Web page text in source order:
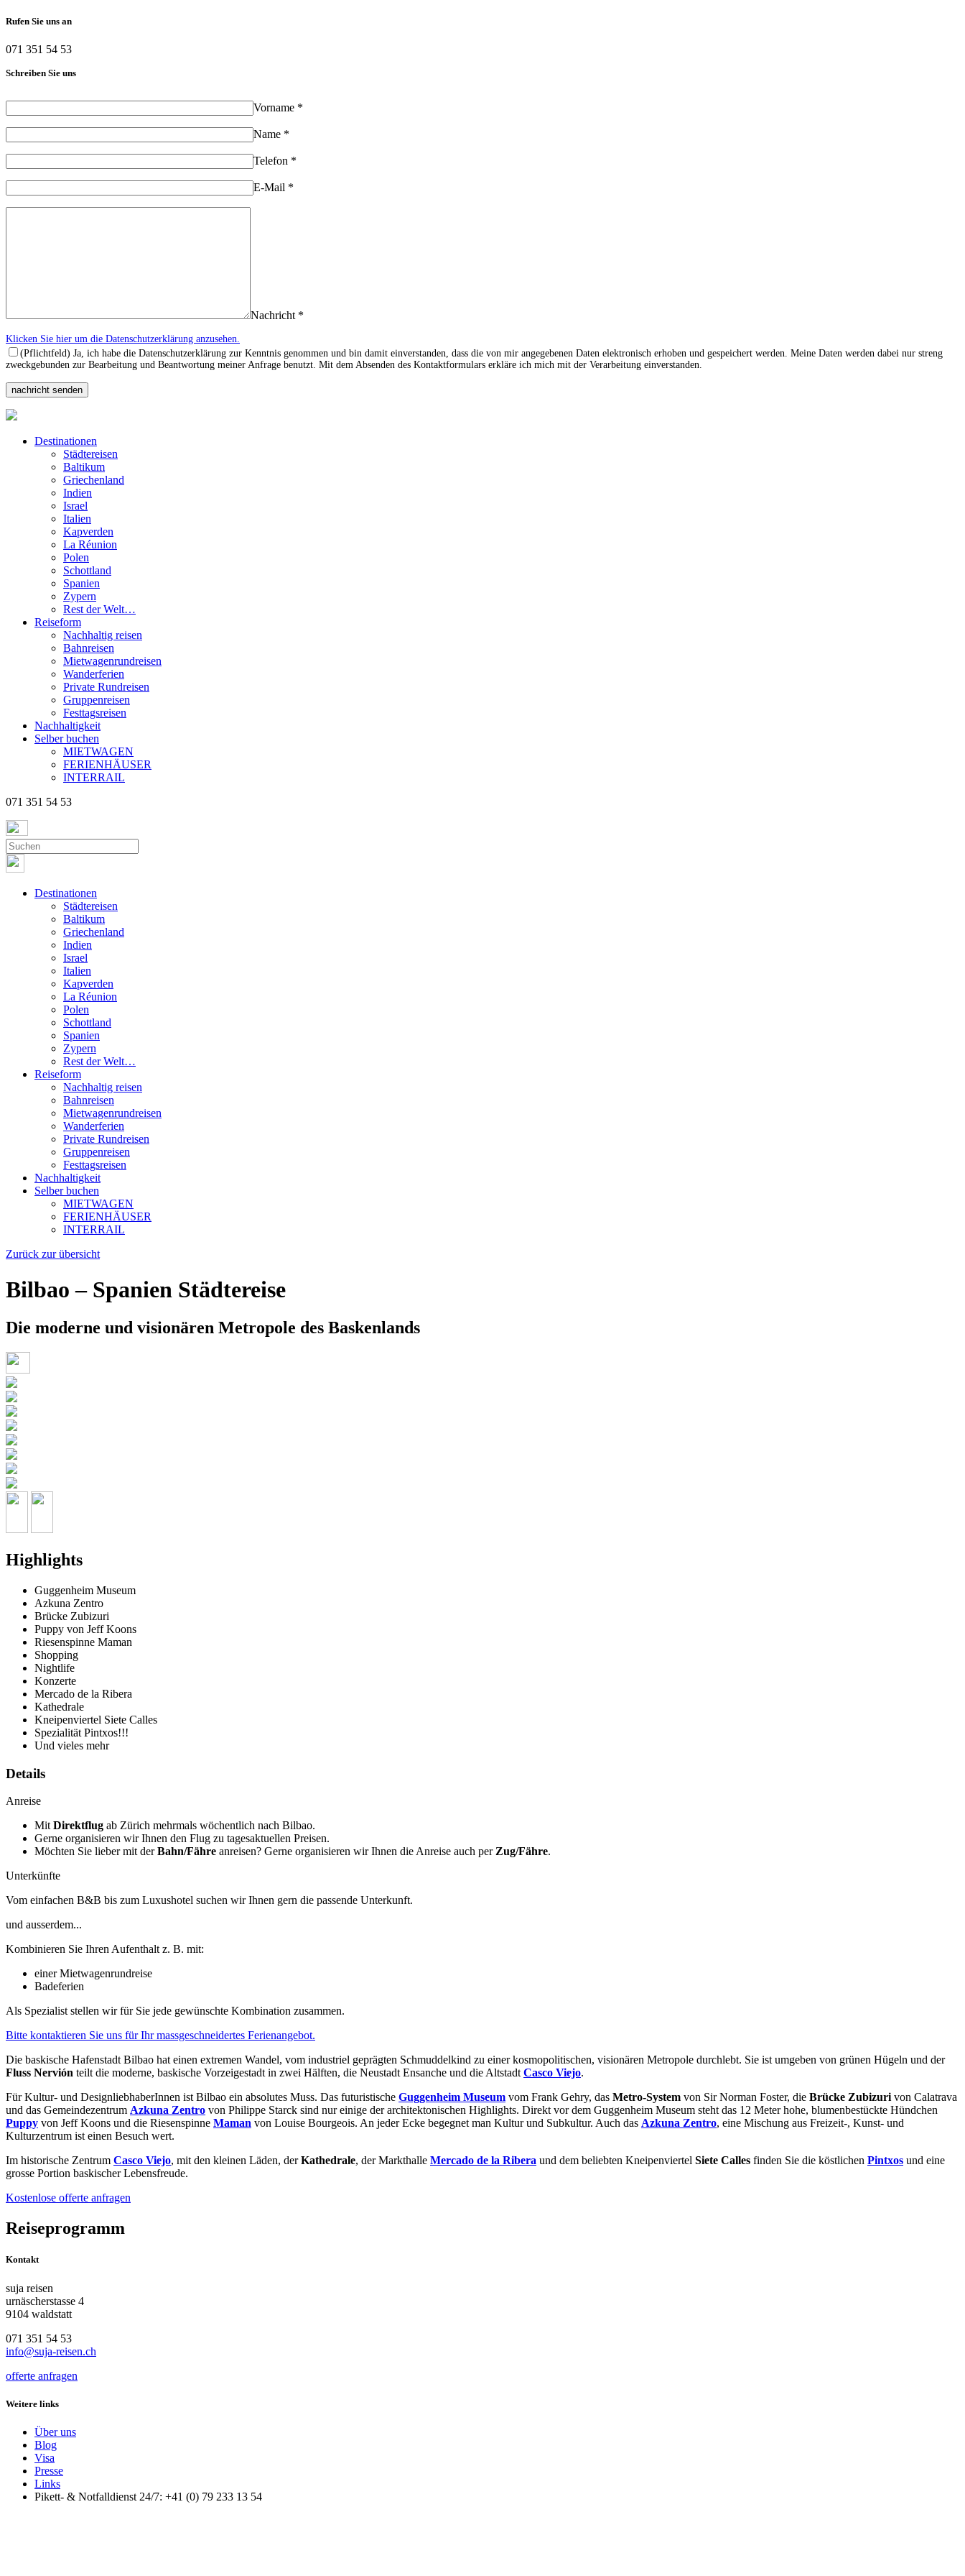
Rufen Sie uns an
071 351 54 53
Schreiben Sie uns
Vorname *
Name *
Telefon *
E-Mail *
Nachricht *
Klicken Sie hier um die Datenschutzerklärung anzusehen.
(Pflichtfeld) Ja, ich habe die Datenschutzerklärung zur Kenntnis genommen und bin damit einverstanden, dass die von mir angegebenen Daten elektronisch erhoben und gespeichert werden. Meine Daten werden dabei nur streng
zweckgebunden zur Bearbeitung und Beantwortung meiner Anfrage benutzt. Mit dem Absenden des Kontaktformulars erkläre ich mich mit der Verarbeitung einverstanden.
Destinationen
Städtereisen
Baltikum
Griechenland
Indien
Israel
Italien
Kapverden
La Réunion
Polen
Schottland
Spanien
Zypern
Rest der Welt…
Reiseform
Nachhaltig reisen
Bahnreisen
Mietwagenrundreisen
Wanderferien
Private Rundreisen
Gruppenreisen
Festtagsreisen
Nachhaltigkeit
Selber buchen
MIETWAGEN
FERIENHÄUSER
INTERRAIL
071 351 54 53
Destinationen
Städtereisen
Baltikum
Griechenland
Indien
Israel
Italien
Kapverden
La Réunion
Polen
Schottland
Spanien
Zypern
Rest der Welt…
Reiseform
Nachhaltig reisen
Bahnreisen
Mietwagenrundreisen
Wanderferien
Private Rundreisen
Gruppenreisen
Festtagsreisen
Nachhaltigkeit
Selber buchen
MIETWAGEN
FERIENHÄUSER
INTERRAIL
Zurück zur übersicht
Bilbao – Spanien Städtereise
Die moderne und visionären Metropole des Baskenlands
Highlights
Guggenheim Museum
Azkuna Zentro
Brücke Zubizuri
Puppy von Jeff Koons
Riesenspinne Maman
Shopping
Nightlife
Konzerte
Mercado de la Ribera
Kathedrale
Kneipenviertel Siete Calles
Spezialität Pintxos!!!
Und vieles mehr
Details
Anreise
Mit Direktflug ab Zürich mehrmals wöchentlich nach Bilbao.
Gerne organisieren wir Ihnen den Flug zu tagesaktuellen Preisen.
Möchten Sie lieber mit derBahn/Fähre anreisen? Gerne organisieren wir Ihnen die Anreise auch per Zug/Fähre.
Unterkünfte
Vom einfachen B&B bis zum Luxushotel suchen wir Ihnen gern die passende Unterkunft.
und ausserdem...
Kombinieren Sie Ihren Aufenthalt z. B. mit:
einer Mietwagenrundreise
Badeferien
Als Spezialist stellen wir für Sie jede gewünschte Kombination zusammen.
Bitte kontaktieren Sie uns für Ihr massgeschneidertes Ferienangebot.
Die baskische Hafenstadt Bilbao hat einen extremen Wandel, vom industriel geprägten Schmuddelkind zu einer kosmopolitischen, visionären Metropole durchlebt. Sie ist umgeben von grünen Hügeln und der
Fluss Nervión teilt die moderne, baskische Vorzeigestadt in zwei Hälften, die Neustadt Ensanche und die Altstadt Casco Viejo.
Für Kultur- und DesignliebhaberInnen ist Bilbao ein absolutes Muss. Das futuristische Guggenheim Museum vom Frank Gehry, das Metro-System von Sir Norman Foster, die Brücke Zubizuri von Calatrava
und das Gemeindezentrum Azkuna Zentro von Philippe Starck sind nur einige der architektonischen Highlights. Direkt vor dem Guggenheim Museum steht das 12 Meter hohe, blumenbestückte Hündchen
Puppy von Jeff Koons und die Riesenspinne Maman von Louise Bourgeois. An jeder Ecke begegnet man Kultur und Subkultur. Auch das Azkuna Zentro, eine Mischung aus Freizeit-, Kunst- und
Kulturzentrum ist einen Besuch wert.
Im historische Zentrum Casco Viejo, mit den kleinen Läden, derKathedrale, der Markthalle Mercado de la Ribera und dem beliebten Kneipenviertel Siete Calles finden Sie die köstlichen Pintxos und eine
grosse Portion baskischer Lebensfreude.
Kostenlose offerte anfragen
Reiseprogramm
Kontakt
suja reisen
urnäscherstasse 4
9104 waldstatt
071 351 54 53
info@suja-reisen.ch
offerte anfragen
Weitere links
Über uns
Blog
Visa
Presse
Links
Pikett- & Notfalldienst 24/7: +41 (0) 79 233 13 54